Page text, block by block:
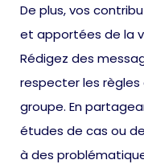
De plus, vos
et apportées de la
Rédigez des
respecter les
groupe. En
études de cas ou
à des